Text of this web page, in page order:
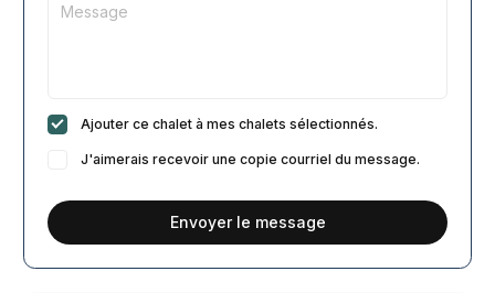
Ajouter ce chalet à mes chalets sélectionnés.
J'aimerais recevoir une copie courriel du message.
Envoyer le message